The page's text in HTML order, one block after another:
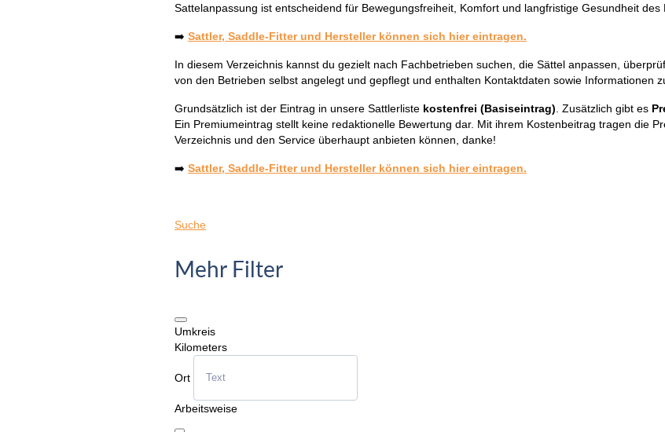
Sattelanpassung ist entscheidend für Bewegungsfreiheit, Komfort und langfristige Gesundheit des
➡️ Sattler, Saddle-Fitter und Hersteller können sich hier eintragen.
In diesem Verzeichnis kannst du gezielt nach Fachbetrieben suchen, die Sättel anpassen,
von den Betrieben selbst angelegt und gepflegt und enthalten Kontaktdaten sowie Informationen
Grundsätzlich ist der Eintrag in unsere Sattlerliste kostenfrei (Basiseintrag) . Zusätzlich gibt es
Ein Premiumeintrag stellt keine redaktionelle Bewertung dar. Mit ihrem Kostenbeitrag tragen die
Verzeichnis und den Service überhaupt anbieten können, danke!
➡️ Sattler, Saddle-Fitter und Hersteller können sich hier eintragen.
Suche
Mehr Filter
Umkreis
Kilometers
Ort
Arbeitsweise